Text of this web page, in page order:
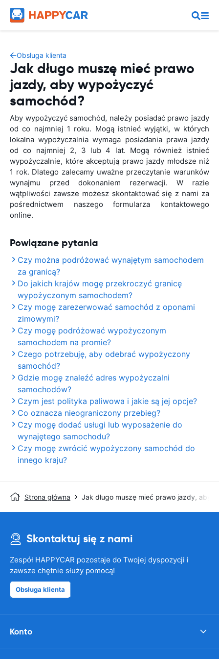
Obsługa klienta
Jak długo muszę mieć prawo
jazdy, aby wypożyczyć
samochód?
Aby wypożyczyć samochód, należy posiadać prawo jazdy
od co najmniej 1 roku. Mogą istnieć wyjątki, w których
lokalna wypożyczalnia wymaga posiadania prawa jazdy
od co najmniej 2, 3 lub 4 lat. Mogą również istnieć
wypożyczalnie, które akceptują prawo jazdy młodsze niż
1 rok. Dlatego zalecamy uważne przeczytanie warunków
wynajmu przed dokonaniem rezerwacji. W razie
wątpliwości zawsze możesz skontaktować się z nami za
pośrednictwem naszego formularza kontaktowego
online.
Powiązane pytania
Czy można podróżować wynajętym samochodem
za granicą?
Do jakich krajów mogę przekroczyć granicę
wypożyczonym samochodem?
Czy mogę zarezerwować samochód z oponami
zimowymi?
Czy mogę podróżować wypożyczonym
samochodem na promie?
Czego potrzebuję, aby odebrać wypożyczony
samochód?
Gdzie mogę znaleźć adres wypożyczalni
samochodów?
Czym jest polityka paliwowa i jakie są jej opcje?
Co oznacza nieograniczony przebieg?
Czy mogę dodać usługi lub wyposażenie do
wynajętego samochodu?
Czy mogę zwrócić wypożyczony samochód do
innego kraju?
Strona główna Jak długo muszę mieć prawo jazdy, aby
Skontaktuj się z nami
Zespół HAPPYCAR pozostaje do Twojej dyspozycji i
zawsze chętnie służy pomocą!
Obsługa klienta
Konto